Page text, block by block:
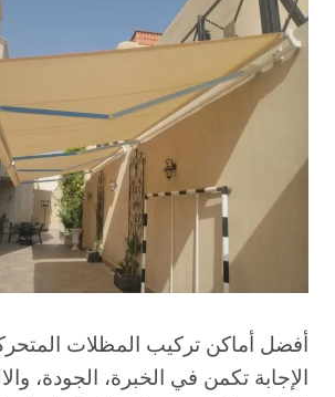
أفضل أماكن تركيب المظلات
الإجابة تكمن في الخبرة، الجودة،